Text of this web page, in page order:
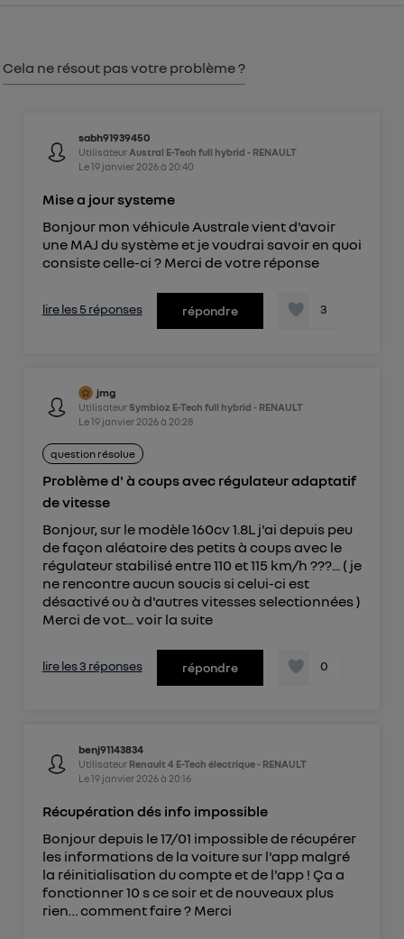
Cela ne résout pas votre problème ?
sabh91939450
Utilisateur Austral E-Tech full hybrid - RENAULT
Le19 janvier 2026à 20:40
Mise a jour systeme
Bonjour mon véhicule Australe vient d'avoir
une MAJ du système et je voudrai savoir en quoi
consiste celle-ci ? Merci de votre réponse
lire les 5 réponses répondre 3
jmg
UtilisateurSymbioz E-Tech full hybrid - RENAULT
Le19 janvier 2026à 20:28
question résolue
Problème d' à coups avec régulateur adaptatif
de vitesse
Bonjour, sur le modèle 160cv 1.8L j'ai depuis peu
de façon aléatoire des petits à coups avec le
régulateur stabilisé entre 110 et 115 km/h ???... ( je
ne rencontre aucun soucis si celui-ci est
désactivé ou à d'autres vitesses selectionnées )
Merci de vot... voir la suite
lire les 3 réponses répondre 0
benj91143834
Utilisateur Renault 4 E-Tech électrique - RENAULT
Le19 janvier 2026à 20:16
Récupération dés info impossible
Bonjour depuis le 17/01 impossible de récupérer
les informations de la voiture sur l'app malgré
la réinitialisation du compte et de l'app ! Ça a
fonctionner 10 s ce soir et de nouveaux plus
rien… comment faire ? Merci
Politique d'information sur les données